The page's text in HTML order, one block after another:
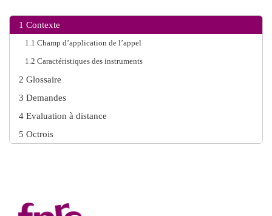
1 Contexte
1.1 Champ d’application de l’appel
1.2 Caractéristiques des instruments
2 Glossaire
3 Demandes
4 Evaluation à distance
5 Octrois